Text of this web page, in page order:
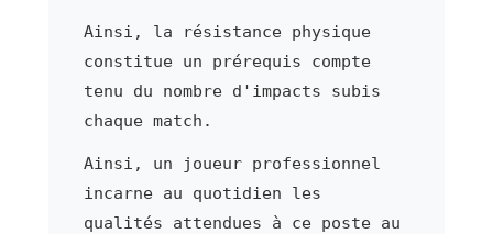
Ainsi, la résistance physique
constitue un prérequis compte
tenu du nombre d'impacts subis
chaque match.
Ainsi, un joueur professionnel
incarne au quotidien les
qualités attendues à ce poste au